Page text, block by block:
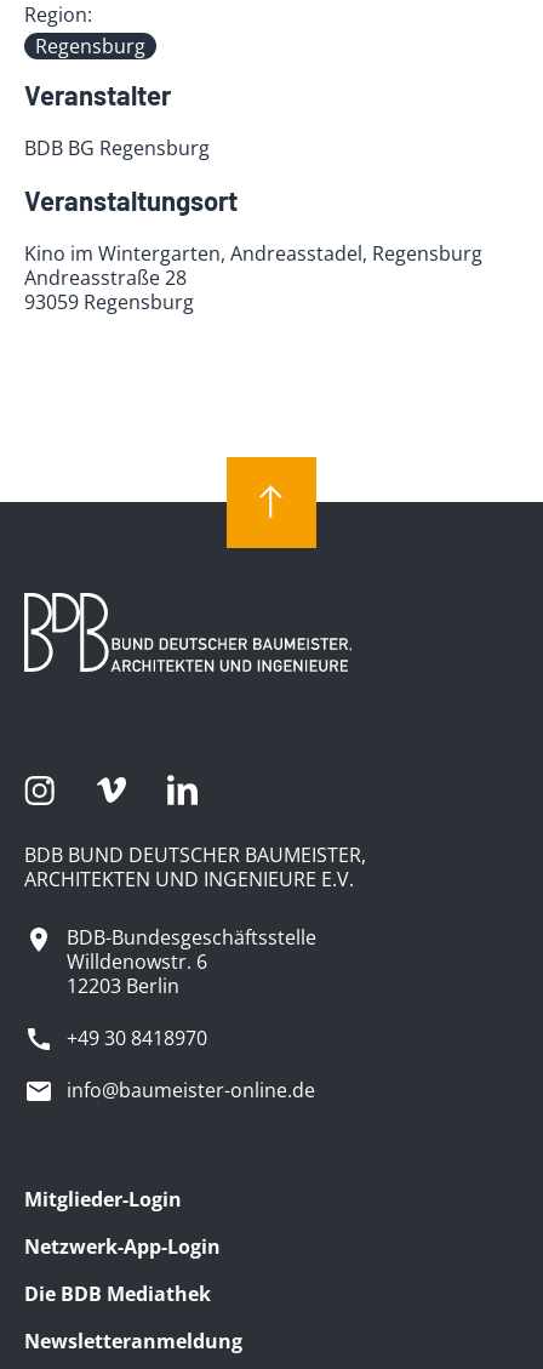
Region:
Regensburg
Veranstalter
BDB BG Regensburg
Veranstaltungsort
Kino im Wintergarten, Andreasstadel, Regensburg
Andreasstraße 28
93059 Regensburg
BDB BUND DEUTSCHER BAUMEISTER,
ARCHITEKTEN UND INGENIEURE E.V.
BDB-Bundesgeschäftsstelle
Willdenowstr. 6
12203 Berlin
+49 30 8418970
info@baumeister-online.de
Mitglieder-Login
Netzwerk-App-Login
Die BDB Mediathek
Newsletteranmeldung